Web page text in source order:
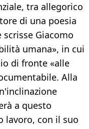
tra allegorico
di una poesia
Giacomo
umana», in cui
di fronte «alle
Alla
a questo
lavoro, con il suo